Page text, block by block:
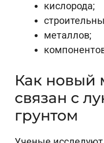
кислорода;
металлов;
Как новый
связан с
грунтом